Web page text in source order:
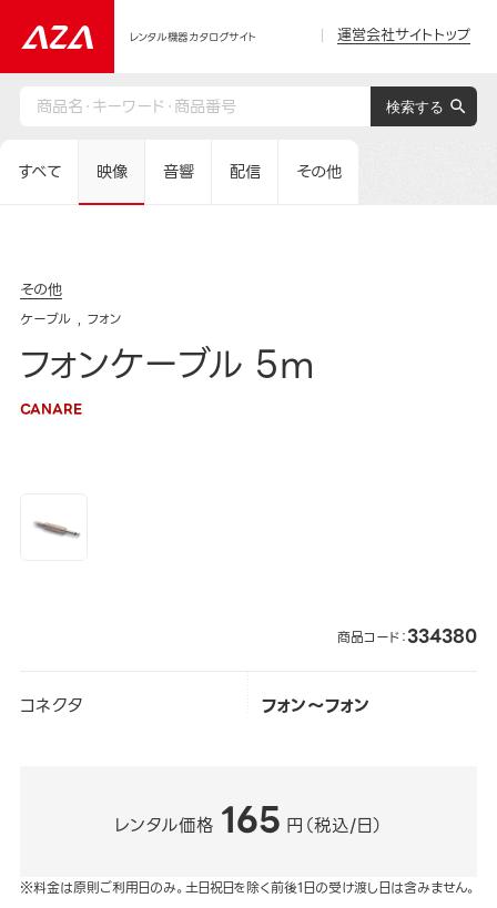
レンタル機器カタログサイト 運営会社サイトトップ
すべて 映像 音響 配信 その他
その他
ケーブル フォン
フォンケーブル 5m
CANARE
商品コード：334380
コネクタ フォン～フォン
レンタル価格 165 円（税込/日）
※料金は原則ご利用日のみ。土日祝日を除く前後1日の受け渡し日は含みません。